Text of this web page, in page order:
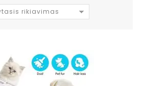
rikiavimas